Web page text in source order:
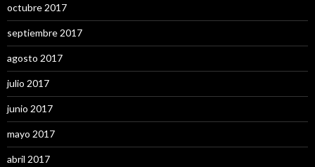
octubre 2017
septiembre 2017
agosto 2017
julio 2017
junio 2017
mayo 2017
abril 2017